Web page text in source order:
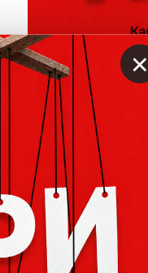
Сообщить о
Памятка о
Телеграм-
Белый список
Мы используем
×